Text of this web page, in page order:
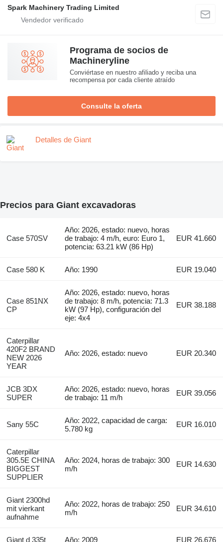
Spark Machinery Trading Limited
Programa de socios de
Machineryline
Conviértase en nuestro afiliado y reciba una
recompensa por cada cliente atraído
Consulte la oferta
Detalles de Giant
Precios para Giant excavadoras
Case 570SV
Año: 2026, estado: nuevo, horas
de trabajo: 4 m/h, euro: Euro 1,
potencia: 63.21 kW (86 Hp)
EUR 41.660
Case 580 K Año: 1990 EUR 19.040
Case 851NX
CP
Año: 2026, estado: nuevo, horas
de trabajo: 8 m/h, potencia: 71.3
kW (97 Hp), configuración del
eje: 4x4
EUR 38.188
Caterpillar
420F2 BRAND
NEW 2026
YEAR
Año: 2026, estado: nuevo EUR 20.340
JCB 3DX
SUPER
Año: 2026, estado: nuevo, horas
de trabajo: 11 m/h
EUR 39.056
Sany 55C
Año: 2022, capacidad de carga:
5.780 kg
EUR 16.010
Caterpillar
305.5E CHINA
BIGGEST
SUPPLIER
Año: 2024, horas de trabajo: 300
m/h
EUR 14.630
Giant 2300hd
mit vierkant
aufnahme
Año: 2022, horas de trabajo: 250
m/h
EUR 34.610
Giant d 335t Año: 2009 EUR 26.676